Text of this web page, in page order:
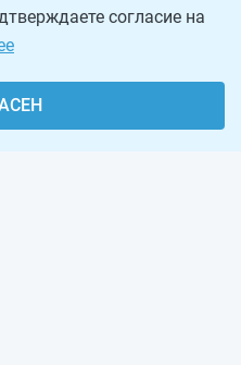
согласие на